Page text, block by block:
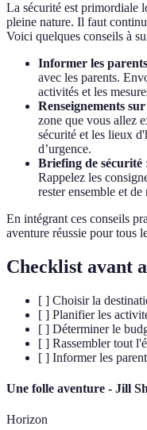
La sécurité est primordiale
pleine nature. Il faut
Voici quelques conseils à
Informer les parents
avec les parents.
activités et les
Renseignements
zone que vous allez
sécurité et les lieux
d’urgence.
Briefing de sécurité
Rappelez les
rester ensemble et de
En intégrant ces conseils
aventure réussie pour tous
Checklist avant
[ ] Choisir la
[ ] Planifier les
[ ] Déterminer le
[ ] Rassembler tout
[ ] Informer les
Une folle aventure - Jill
Horizon